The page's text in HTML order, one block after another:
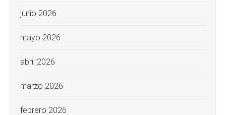
junio 2026
mayo 2026
abril 2026
marzo 2026
febrero 2026